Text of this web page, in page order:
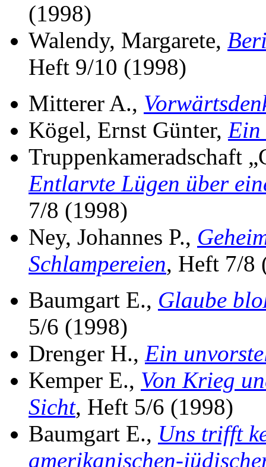
(1998)
Walendy, Margarete,
Heft 9/10 (1998)
Mitterer A.,
Kögel, Ernst Günter, Ein
Truppenkameradschaft
Entlarvte Lügen über
7/8 (1998)
Ney, Johannes P.,
Schlampereien, Heft 7/8
Baumgart E., Glaube
5/6 (1998)
Drenger H., Ein
Kemper E., Von Krieg
Sicht, Heft 5/6 (1998)
Baumgart E., Uns trifft
amerikanischen-